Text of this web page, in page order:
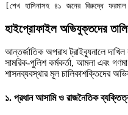
জিপিএ-৫-এর বন্যা,
হাইপ্রোফাইল অভিযুক্তদের
আন্তর্জাতিক অপরাধ ট্রাইব্যুনালে
সামরিক-পুলিশ কর্মকর্তা, আমলা এবং
শাসনব্যবস্থার মূল চালিকাশক্তিদের
১. প্রধান আসামি ও রাজনৈতিক